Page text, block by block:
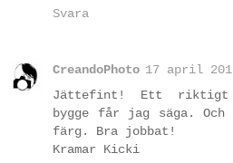
Svara
CreandoPhoto 17 april
Jättefint! Ett
bygge får jag säga. Och
färg. Bra jobbat!
Kramar Kicki